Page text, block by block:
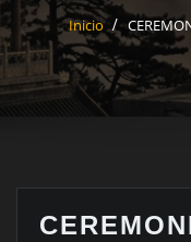
Inicio